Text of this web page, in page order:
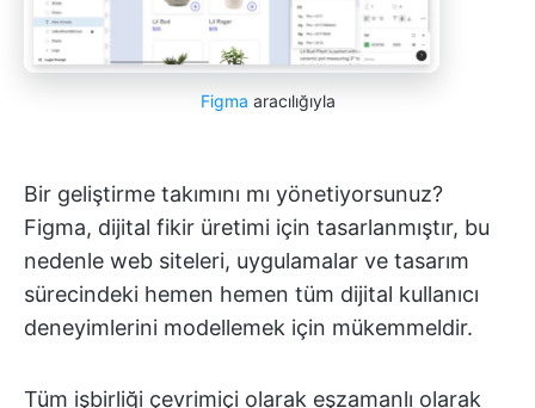
Figma aracılığıyla
Bir geliştirme takımını mı yönetiyorsunuz?
Figma, dijital fikir üretimi için tasarlanmıştır, bu
nedenle web siteleri, uygulamalar ve tasarım
sürecindeki hemen hemen tüm dijital kullanıcı
deneyimlerini modellemek için mükemmeldir.
Tüm işbirliği çevrimiçi olarak eşzamanlı olarak